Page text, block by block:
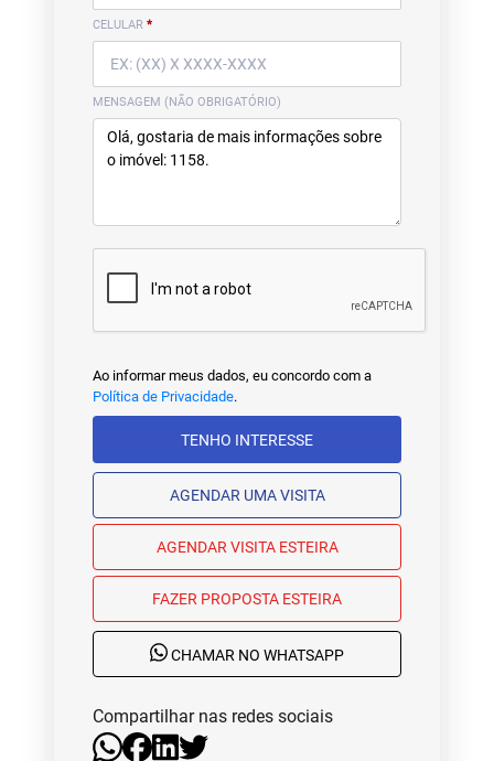
CELULAR *
MENSAGEM (NÃO OBRIGATÓRIO)
Ao informar meus dados, eu concordo com a
Política de Privacidade.
TENHO INTERESSE
AGENDAR UMA VISITA
AGENDAR VISITA ESTEIRA
FAZER PROPOSTA ESTEIRA
CHAMAR NO WHATSAPP
Compartilhar nas redes sociais